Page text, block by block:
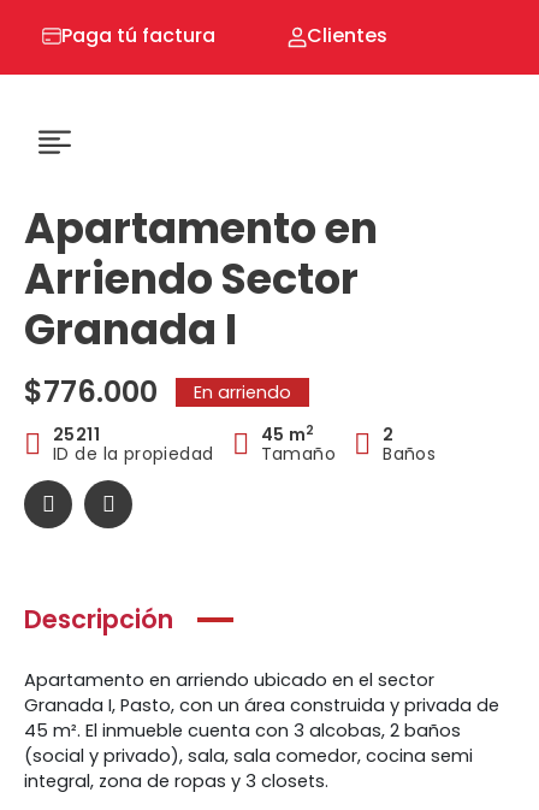
Paga tú factura Clientes
Apartamento en
Arriendo Sector
Granada I
$776.000
En arriendo
25211
ID de la propiedad
45 m2
Tamaño
2
Baños
Descripción
Apartamento en arriendo ubicado en el sector
Granada I, Pasto, con un área construida y privada de
45 m². El inmueble cuenta con 3 alcobas, 2 baños
(social y privado), sala, sala comedor, cocina semi
integral, zona de ropas y 3 closets.